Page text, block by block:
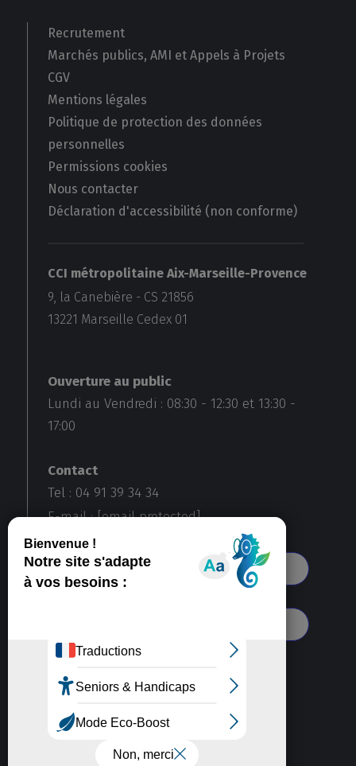
CCI métropolitaine Aix-Marseille-Provence
9, la Canebière - CS 21856
13221 Marseille Cedex 01
Ouverture au public
Lundi au Vendredi : 08:30 - 12:30 et 13:30 -
17:00
Contact
Tel : 04 91 39 34 34
E-mail :[email protected]
Voir toutes nos agences
Recrutement
Marchés publics, AMI et Appels à Projets
CGV
Mentions légales
Politique de protection des données
personnelles
Permissions cookies
Nous contacter
Déclaration d'accessibilité (non conforme)